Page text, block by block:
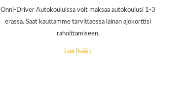
Onni-Driver Autokouluissa voit maksaa autokoulusi 1-3
erässä. Saat kauttamme tarvittaessa lainan ajokorttisi
rahoittamiseen.
Lue lisää